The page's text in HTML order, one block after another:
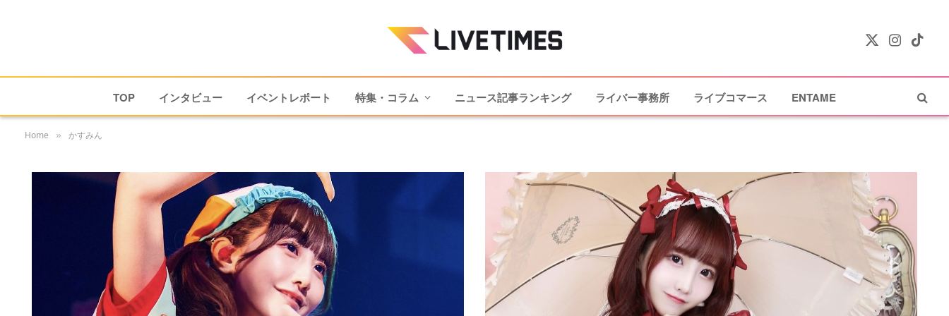
X
Instagram
TikTok
TOP インタビュー イベントレポート 特集・コラム ニュース記事ランキング ライバー事務所 ライブコマース ENTAME
Home » かすみん